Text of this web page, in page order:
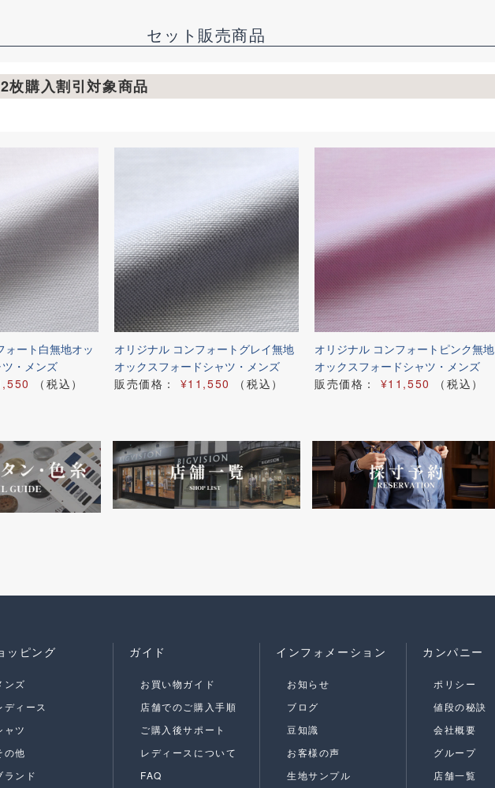
セット販売商品
枚購入割引対象商品
ォート白無地オッ
・メンズ
（税込）
オリジナル コンフォートグレイ無地
オックスフォードシャツ・メンズ
販売価格： ¥11,550 （税込）
オリジナル コンフォートピンク無地
オックスフォードシャツ・メンズ
販売価格： ¥11,550 （税込）
ッピング
ンズ
ディース
ャツ
の他
ランド
ガイド
お買い物ガイド
店舗でのご購入手順
ご購入後サポート
レディースについて
FAQ
インフォメーション
お知らせ
ブログ
豆知識
お客様の声
生地サンプル
カンパニー
ポリシー
値段の秘訣
会社概要
グループ
店舗一覧